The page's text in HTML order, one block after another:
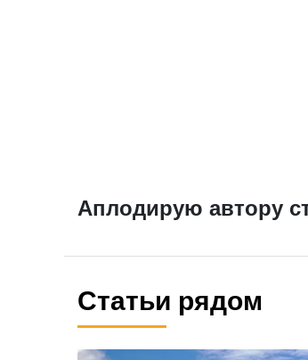
Аплодирую автору
Статьи рядом